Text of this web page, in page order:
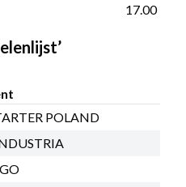
17.00
POLAND